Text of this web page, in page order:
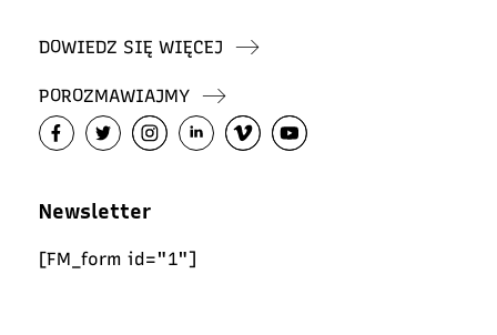
DOWIEDZ SIĘ WIĘCEJ
POROZMAWIAJMY
Newsletter
[FM_form id="1"]